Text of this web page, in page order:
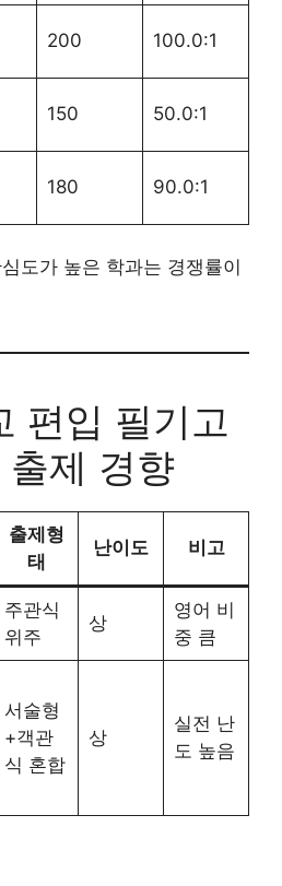
200 100.0:1
150 50.0:1
180 90.0:1
도가 높은 학과는 경쟁률이
편입 필기고
제 경향
출제형
태
난이도 비고
주관식
위주
상
영어 비
중 큼
서술형
+객관
식 혼합
상
실전 난
도 높음